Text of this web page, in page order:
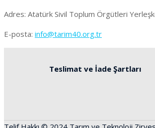
Adres: Atatürk Sivil Toplum Örgütleri
E-posta: info@tarim40.org.tr
Teslimat ve İade Şartları